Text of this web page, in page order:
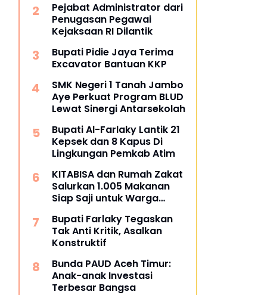
Juta
Pejabat Administrator dari
Penugasan Pegawai
Kejaksaan RI Dilantik
Bupati Pidie Jaya Terima
Excavator Bantuan KKP
SMK Negeri 1 Tanah Jambo
Aye Perkuat Program BLUD
Lewat Sinergi Antarsekolah
Bupati Al-Farlaky Lantik 21
Kepsek dan 8 Kapus Di
Lingkungan Pemkab Atim
KITABISA dan Rumah Zakat
Salurkan 1.005 Makanan
Siap Saji untuk Warga
Bupati Farlaky Tegaskan
Tak Anti Kritik, Asalkan
Konstruktif
Bunda PAUD Aceh Timur:
Anak-anak Investasi
Terbesar Bangsa